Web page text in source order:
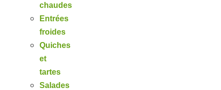
chaudes
Entrées
froides
Quiches
et
tartes
Salades